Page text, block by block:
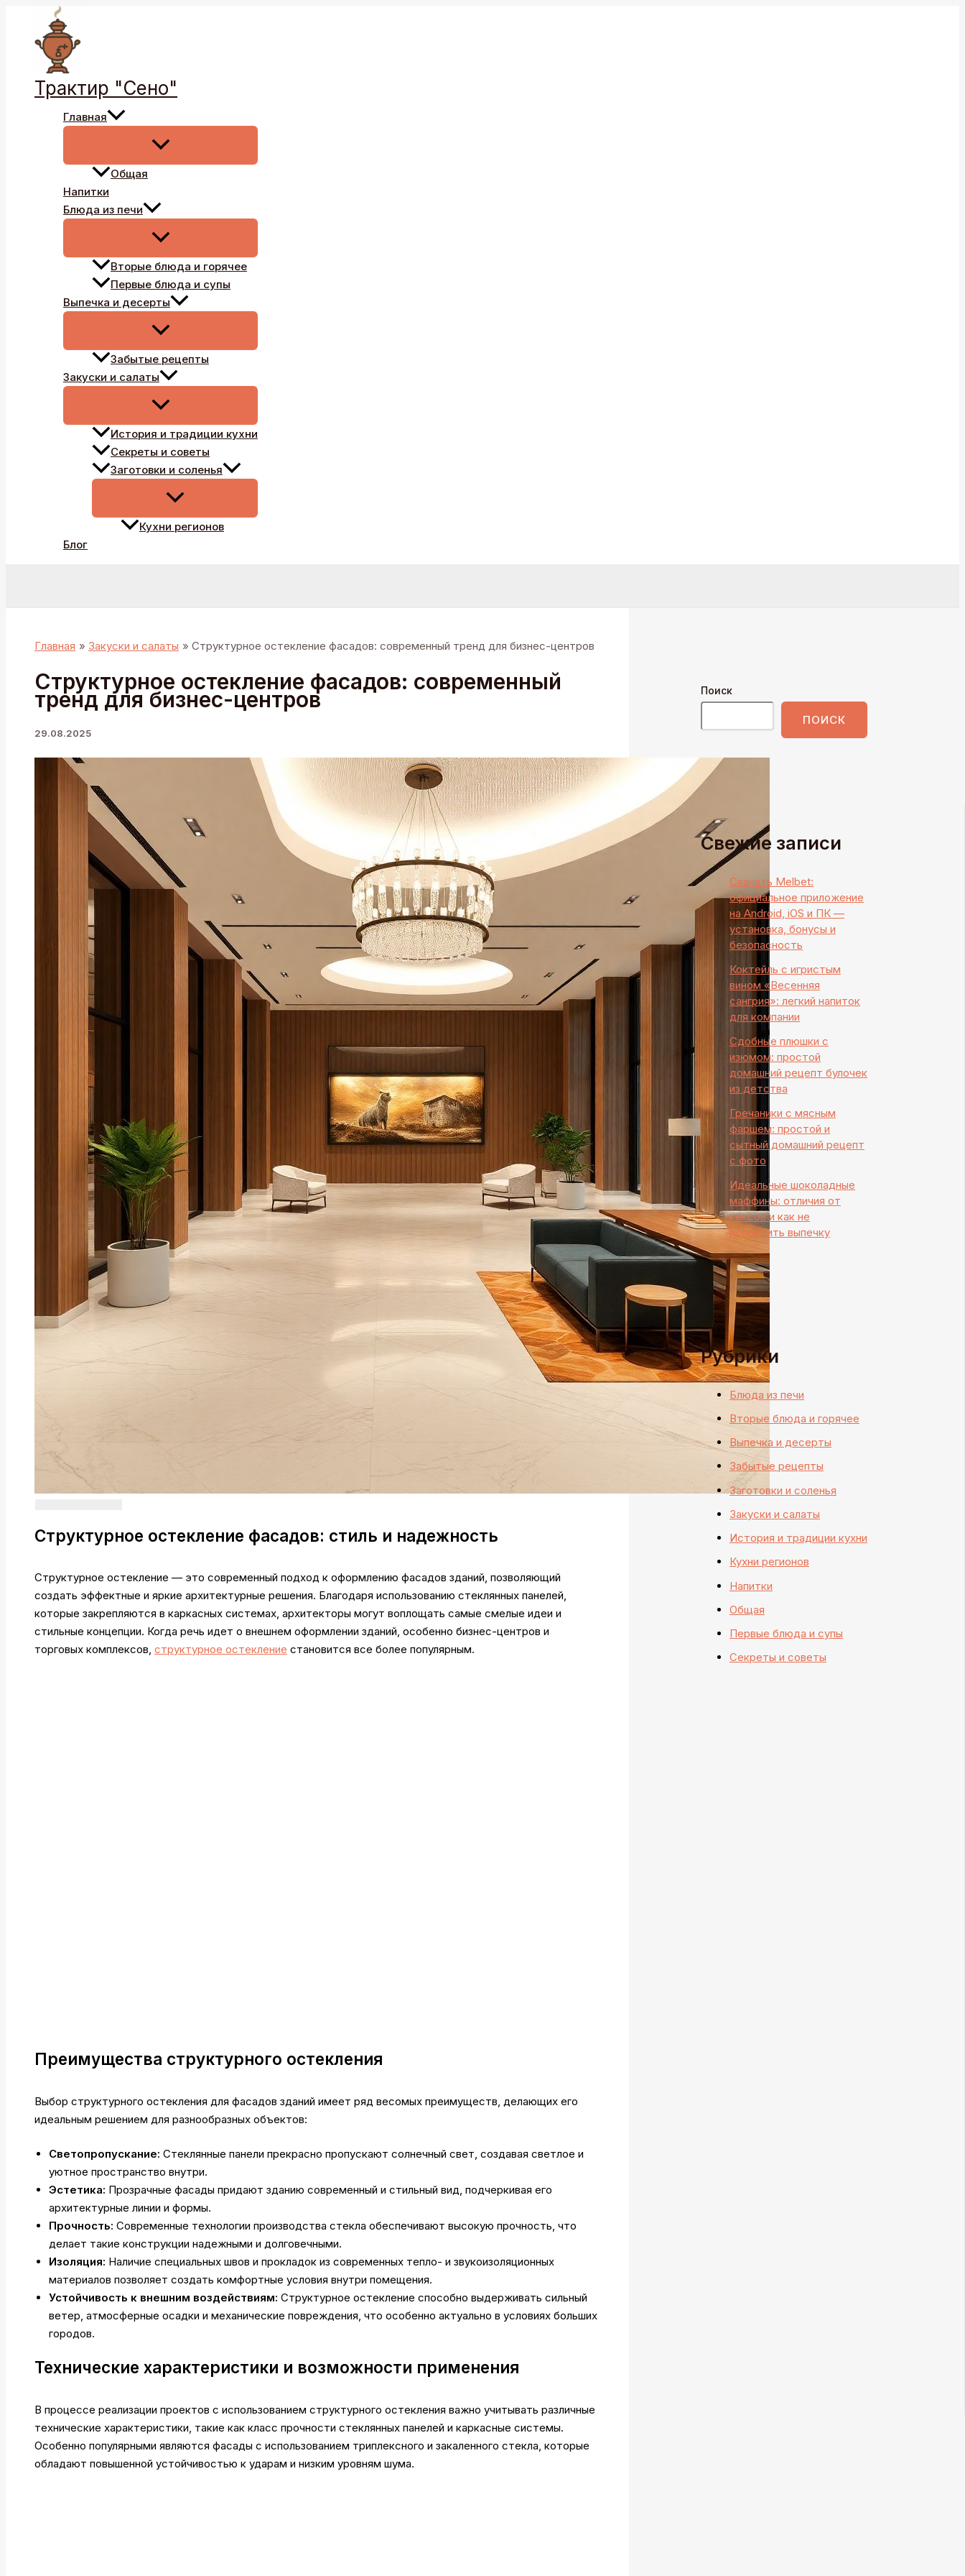
содержимому
Трактир "Сено"
Главная
Общая
Напитки
Блюда из печи
Вторые блюда и горячее
Первые блюда и супы
Выпечка и десерты
Забытые рецепты
Закуски и салаты
История и традиции кухни
Секреты и советы
Заготовки и соленья
Кухни регионов
Блог
Главная Закуски и салаты Структурное остекление фасадов: современный тренд для бизнес-центров
Структурное остекление фасадов: современный
тренд для бизнес-центров
29.08.2025
Структурное остекление фасадов: стиль и надежность
Структурное остекление — это современный подход к оформлению фасадов зданий, позволяющий
создать эффектные и яркие архитектурные решения. Благодаря использованию стеклянных панелей,
которые закрепляются в каркасных системах, архитекторы могут воплощать самые смелые идеи и
стильные концепции. Когда речь идет о внешнем оформлении зданий, особенно бизнес-центров и
торговых комплексов, структурное остекление становится все более популярным.
Преимущества структурного остекления
Выбор структурного остекления для фасадов зданий имеет ряд весомых преимуществ, делающих его
идеальным решением для разнообразных объектов:
Светопропускание: Стеклянные панели прекрасно пропускают солнечный свет, создавая светлое и
уютное пространство внутри.
Эстетика: Прозрачные фасады придают зданию современный и стильный вид, подчеркивая его
архитектурные линии и формы.
Прочность: Современные технологии производства стекла обеспечивают высокую прочность, что
делает такие конструкции надежными и долговечными.
Изоляция: Наличие специальных швов и прокладок из современных тепло- и звукоизоляционных
материалов позволяет создать комфортные условия внутри помещения.
Устойчивость к внешним воздействиям: Структурное остекление способно выдерживать сильный
ветер, атмосферные осадки и механические повреждения, что особенно актуально в условиях больших
городов.
Технические характеристики и возможности применения
В процессе реализации проектов с использованием структурного остекления важно учитывать различные
технические характеристики, такие как класс прочности стеклянных панелей и каркасные системы.
Особенно популярными являются фасады с использованием триплексного и закаленного стекла, которые
обладают повышенной устойчивостью к ударам и низким уровням шума.
Поиск
ПОИСК
Свежие записи
Скачать Melbet:
официальное приложение
на Android, iOS и ПК —
установка, бонусы и
безопасность
Коктейль с игристым
вином «Весенняя
сангрия»: легкий напиток
для компании
Сдобные плюшки с
изюмом: простой
домашний рецепт булочек
из детства
Гречаники с мясным
фаршем: простой и
сытный домашний рецепт
с фото
Идеальные шоколадные
маффины: отличия от
кексов и как не
испортить выпечку
Рубрики
Блюда из печи
Вторые блюда и горячее
Выпечка и десерты
Забытые рецепты
Заготовки и соленья
Закуски и салаты
История и традиции кухни
Кухни регионов
Напитки
Общая
Первые блюда и супы
Секреты и советы